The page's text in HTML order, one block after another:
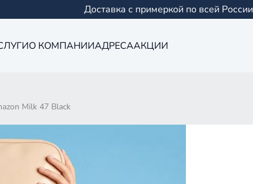
Доставка с примеркой по всей России
О КОМПАНИИАДРЕСААКЦИИ
Milk 47 Black